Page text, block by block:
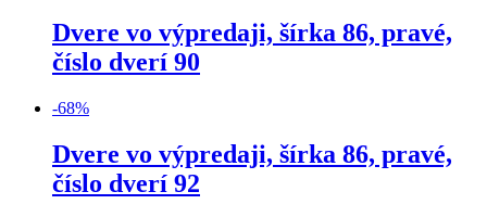
Dvere vo výpredaji, šírka 86, pravé,
číslo dverí 90
-68%
Dvere vo výpredaji, šírka 86, pravé,
číslo dverí 92